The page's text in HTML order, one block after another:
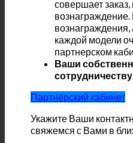
совершает
вознаграждение.
вознаграждения,
каждой модели
партнерском
Ваши
Партнёрский кабинет
Укажите Ваши
свяжемся с Вами в